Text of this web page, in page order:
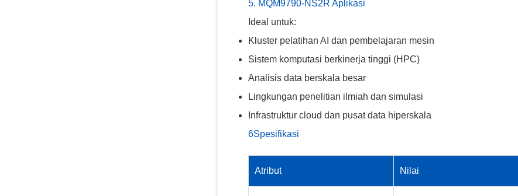
5. MQM9790-NS2R Aplikasi
Ideal untuk:
Kluster pelatihan AI dan pembelajaran mesin
Sistem komputasi berkinerja tinggi (HPC)
Analisis data berskala besar
Lingkungan penelitian ilmiah dan simulasi
Infrastruktur cloud dan pusat data hiperskala
6Spesifikasi
Atribut Nilai